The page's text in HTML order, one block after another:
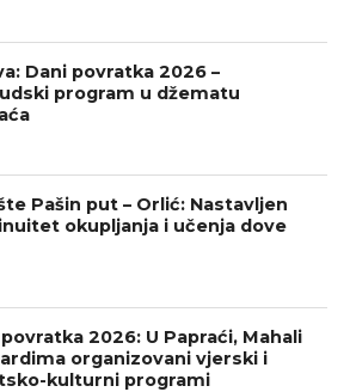
Dani povratka 2026 –
program u džematu
Pašin put – Orlić: Nastavljen
okupljanja i učenja dove
2026: U Papraći, Mahali
organizovani vjerski i
kulturni programi